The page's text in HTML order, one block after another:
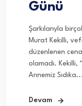
Günü
Şarkılarıyla
Murat Kekilli,
düzenlenen
olamadı. Kekilli,
Annemiz Sıdıka...
Devam